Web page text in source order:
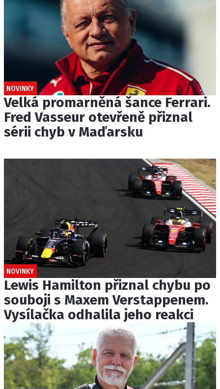
NOVINKY
Velká promarněná šance Ferrari.
Fred Vasseur otevřeně přiznal
sérii chyb v Maďarsku
NOVINKY
Lewis Hamilton přiznal chybu po
souboji s Maxem Verstappenem.
Vysílačka odhalila jeho reakci